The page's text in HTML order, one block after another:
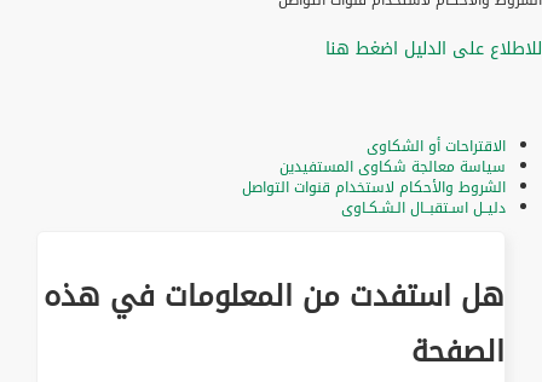
للاطلاع على الدليل اضغط هنا
الاقتراحات أو الشكاوى
سياسة معالجة شكاوى المستفيدين
الشروط والأحكام لاستخدام قنوات التواصل
دليــل اسـتقبــال الـشـكـاوى
هل استفدت من المعلومات في هذه
الصفحة